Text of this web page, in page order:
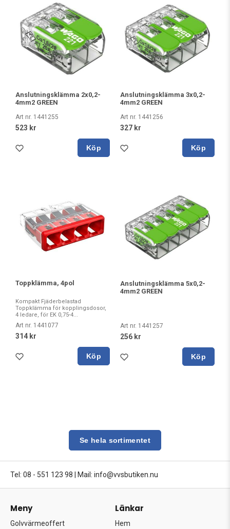
Anslutningsklämma 2x0,2-
4mm2 GREEN
Art nr. 1441255
523 kr
Köp
Anslutningsklämma 3x0,2-
4mm2 GREEN
Art nr. 1441256
327 kr
Köp
Toppklämma, 4pol
Kompakt Fjäderbelastad
Toppklämma för kopplingsdosor,
4 ledare, för EK 0,75-4...
Art nr. 1441077
314 kr
Köp
Anslutningsklämma 5x0,2-
4mm2 GREEN
Art nr. 1441257
256 kr
Köp
Se hela sortimentet
Tel: 08 - 551 123 98 | Mail: info@vvsbutiken.nu
Meny
Golvvärmeoffert
Länkar
Hem